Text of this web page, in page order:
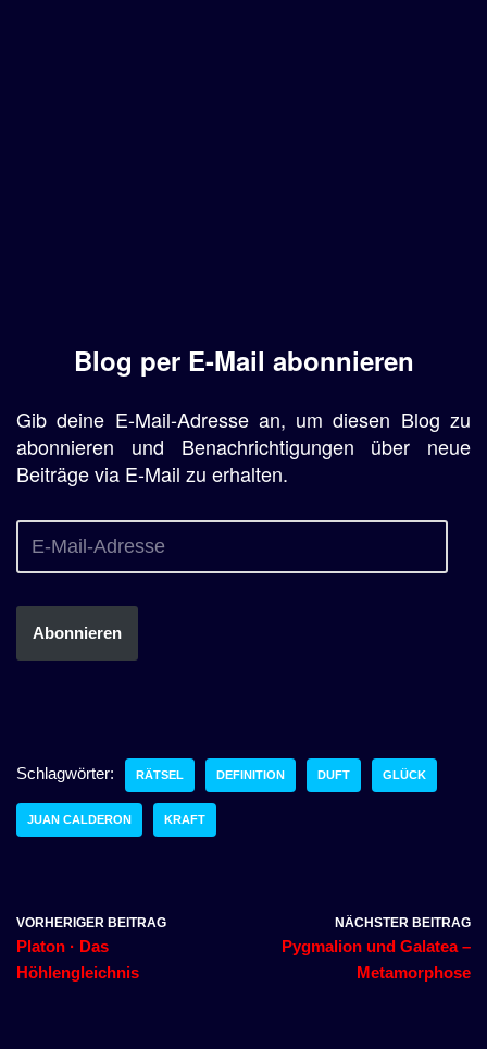
Blog per E-Mail abonnieren
Gib deine E-Mail-Adresse an, um diesen Blog zu
abonnieren und Benachrichtigungen über neue
Beiträge via E-Mail zu erhalten.
Abonnieren
Schlagwörter: RÄTSEL DEFINITION DUFT GLÜCK
JUAN CALDERON KRAFT
VORHERIGER BEITRAG
Platon · Das
Höhlengleichnis
NÄCHSTER BEITRAG
Pygmalion und Galatea –
Metamorphose